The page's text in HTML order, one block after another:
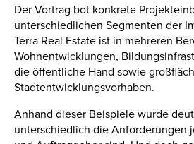
Der Vortrag bot konkrete
unterschiedlichen Segmenten der
Terra Real Estate ist in mehreren
Wohnentwicklungen,
die öffentliche Hand sowie
Stadtentwicklungsvorhaben.
Anhand dieser Beispiele wurde
unterschiedlich die Anforderungen